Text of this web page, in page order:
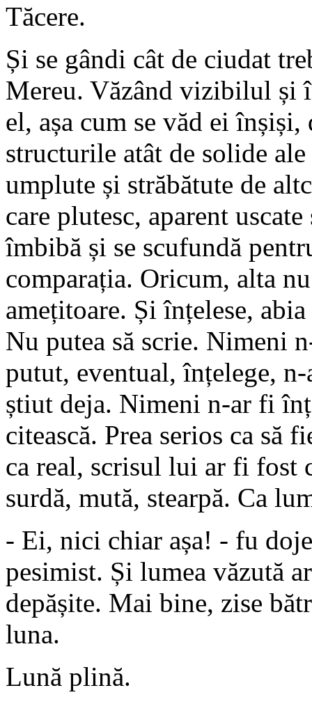
Tăcere.
Și se gândi cât de ciudat
Mereu. Văzând vizibilul și
el, așa cum se văd ei
structurile atât de solide
umplute și străbătute de
care plutesc, aparent
îmbibă și se scufundă
comparația. Oricum, alta
amețitoare. Și înțelese,
Nu putea să scrie. Nimeni
putut, eventual, înțelege,
știut deja. Nimeni n-ar fi
citească. Prea serios ca să
ca real, scrisul lui ar fi fost
surdă, mută, stearpă. Ca
- Ei, nici chiar așa! - fu
pesimist. Și lumea văzută
depășite. Mai bine, zise
luna.
Lună plină.